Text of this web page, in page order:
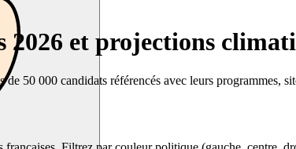
et projections
50 000 candidats référencés avec leurs programmes,